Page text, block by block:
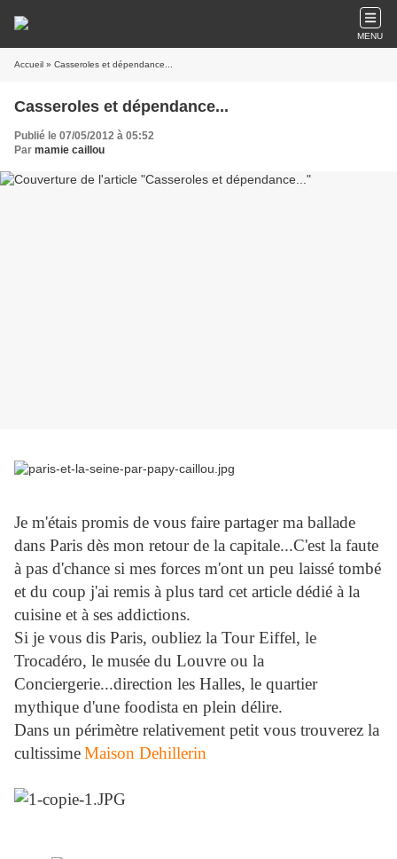
MENU
Accueil » Casseroles et dépendance...
Casseroles et dépendance...
Publié le 07/05/2012 à 05:52
Par mamie caillou
Je m'étais promis de vous faire partager ma ballade
dans Paris dès mon retour de la capitale...C'est la faute
à pas d'chance si mes forces m'ont un peu laissé tombé
et du coup j'ai remis à plus tard cet article dédié à la
cuisine et à ses addictions.
Si je vous dis Paris, oubliez la Tour Eiffel, le
Trocadéro, le musée du Louvre ou la
Conciergerie...direction les Halles, le quartier
mythique d'une foodista en plein délire.
Dans un périmètre relativement petit vous trouverez la
cultissimeMaison Dehillerin